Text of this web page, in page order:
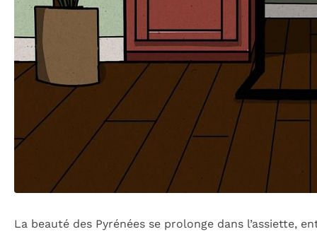
La beauté des Pyrénées se prolonge dans